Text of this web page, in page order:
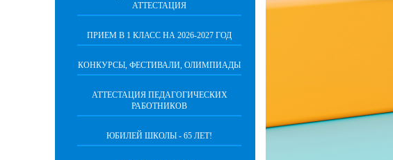
АТТЕСТАЦИЯ
ПРИЕМ В 1 КЛАСС НА 2026-2027 ГОД
КОНКУРСЫ, ФЕСТИВАЛИ, ОЛИМПИАДЫ
АТТЕСТАЦИЯ ПЕДАГОГИЧЕСКИХ
РАБОТНИКОВ
ЮБИЛЕЙ ШКОЛЫ - 65 ЛЕТ!